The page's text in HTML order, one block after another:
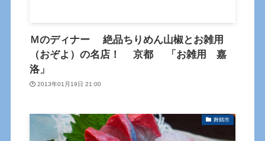
Ｍのディナー 絶品ちりめん山椒とお雑用
（おぞよ）の名店！ 京都 「お雑用 嘉
洛」
2013年01月19日 21:00
舞鶴市